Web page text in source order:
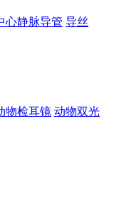
心静脉导管 导丝
物检耳镜 动物双光